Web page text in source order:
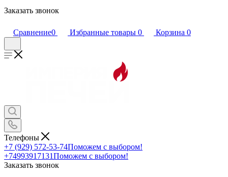
Заказать звонок
Сравнение0 Избранные товары 0 Корзина 0
Телефоны
+7 (929) 572-53-74Поможем с выбором!
+74993917131Поможем с выбором!
Заказать звонок